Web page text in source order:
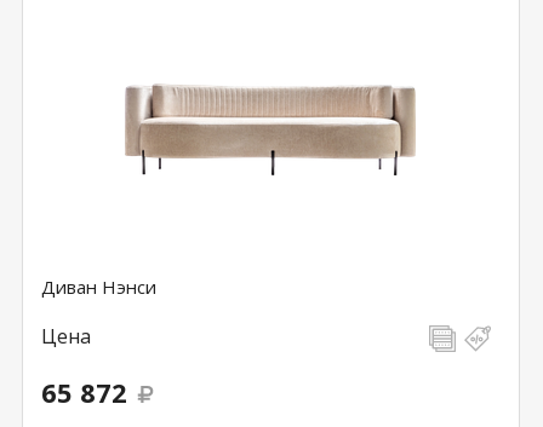
Диван Нэнси
Цена
65 872